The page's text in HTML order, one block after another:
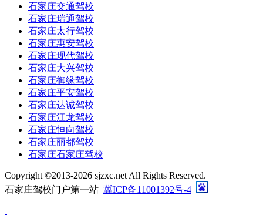
石家庄交通驾校
石家庄瑞通驾校
石家庄太行驾校
石家庄惠安驾校
石家庄现代驾校
石家庄大兴驾校
石家庄御缘驾校
石家庄平安驾校
石家庄达诚驾校
石家庄江龙驾校
石家庄恒向驾校
石家庄丽都驾校
石家庄石家庄驾校
Copyright ©2013-2026 sjzxc.net All Rights Reserved.
石家庄驾校门户第一站 冀ICP备11001392号-4